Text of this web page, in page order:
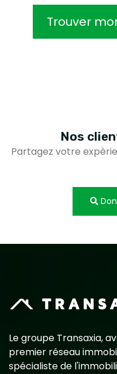
Trouver
Nos
Partagez votre
Le groupe Transaxia,
premier réseau
spécialiste de